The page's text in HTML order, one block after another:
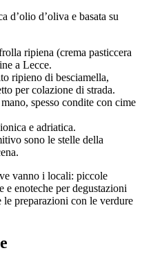
d’olio d’oliva e basata su
ripiena (crema pasticcera
a Lecce.
ripieno di besciamella,
per colazione di strada.
spesso condite con cime
e adriatica.
sono le stelle della
vanno i locali: piccole
e enoteche per degustazioni
preparazioni con le verdure